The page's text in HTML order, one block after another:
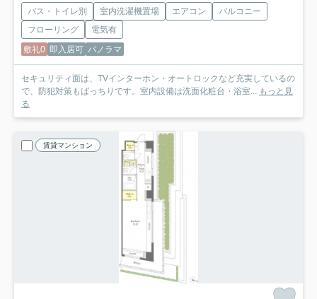
バス・トイレ別 室内洗濯機置場 エアコン
バルコニー
フローリング
電気有
敷礼0 即入居可 パノラマ
セキュリティ面は、TVインターホン・オートロックなど充実しているの
で、防犯対策もばっちりです。室内設備は洗面化粧台・浴室... もっと見
る
賃貸マンション